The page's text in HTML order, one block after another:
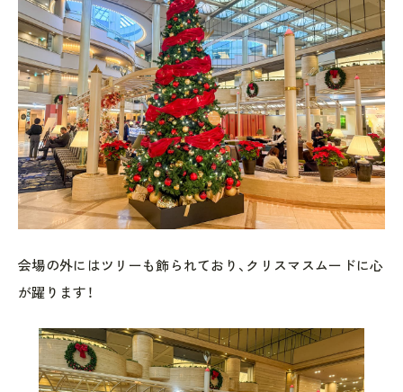
会場の外にはツリーも飾られており、クリスマスムードに心
が躍ります！